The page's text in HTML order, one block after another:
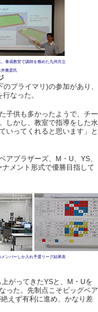
。養成教室で講師を務めた九州共立
井雅彦氏
プライマリ)の参加があり、
なった。
子供も多かったようで、チー
しかし、教室で指導をした水
いってくれると思います」と
ブラザーズ、M・U、YS、
メント形式で優勝目指して
ンバーしか入れ予選リーグ結果表
がってきたYSと、M・Uを
った。先制点こそビッグベア
えず有利に進め、かなり差